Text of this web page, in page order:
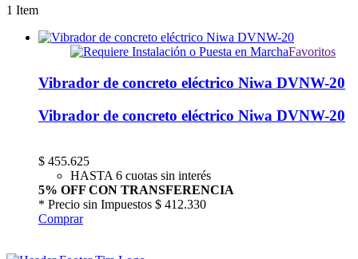
1 Item
Favoritos
Vibrador de concreto eléctrico Niwa DVNW-20
Vibrador de concreto eléctrico Niwa DVNW-20
$ 455.625
HASTA 6 cuotas sin interés
5% OFF CON TRANSFERENCIA
* Precio sin Impuestos $ 412.330
Comprar